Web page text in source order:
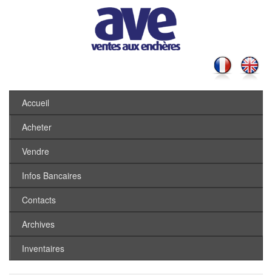
Accueil
Acheter
Vendre
Infos Bancaires
Contacts
Archives
Inventaires